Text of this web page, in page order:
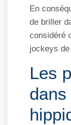
En
de briller
considéré
jockeys
Les